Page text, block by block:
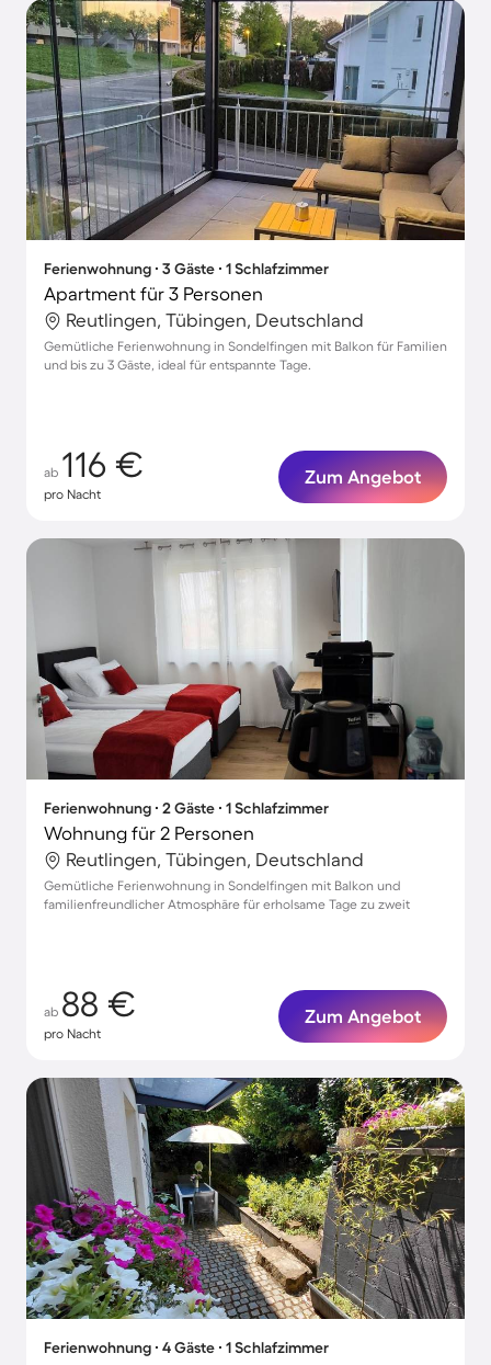
Ferienwohnung ∙ 3 Gäste ∙ 1 Schlafzimmer
Apartment für 3 Personen
Reutlingen, Tübingen, Deutschland
Gemütliche Ferienwohnung in Sondelfingen mit Balkon für Familien
und bis zu 3 Gäste, ideal für entspannte Tage.
ab 116 €
pro Nacht
Zum Angebot
Ferienwohnung ∙ 2 Gäste ∙ 1 Schlafzimmer
Wohnung für 2 Personen
Reutlingen, Tübingen, Deutschland
Gemütliche Ferienwohnung in Sondelfingen mit Balkon und
familienfreundlicher Atmosphäre für erholsame Tage zu zweit
ab 88 €
pro Nacht
Zum Angebot
Ferienwohnung ∙ 4 Gäste ∙ 1 Schlafzimmer